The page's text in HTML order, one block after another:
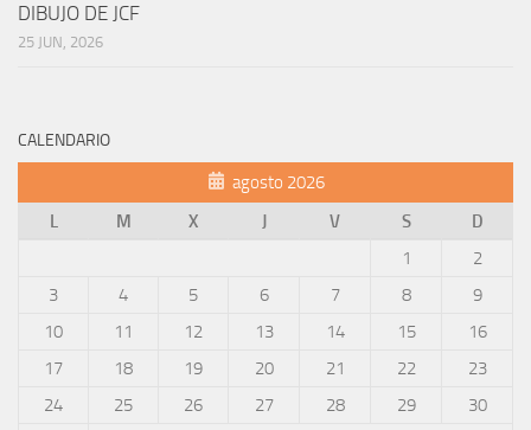
DIBUJO DE JCF
25 JUN, 2026
CALENDARIO
agosto 2026
L
M X J V S
D
1
2
3
4 5 6 7 8
9
10
11 12 13 14 15
16
17
18 19 20 21 22
23
24
25 26 27 28 29
30